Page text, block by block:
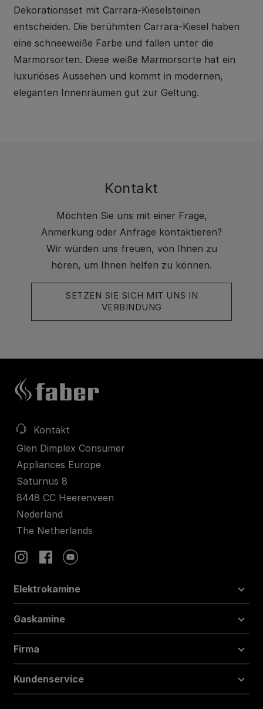
Dekorationsset mit Carrara-Kieselsteinen
entscheiden. Die berühmten Carrara-Kiesel haben
eine schneeweiße Farbe und fallen unter die
Marmorsorten. Diese weiße Marmorsorte hat ein
luxuriöses Aussehen und kommt in modernen,
eleganten Innenräumen gut zur Geltung.
Kontakt
Möchten Sie uns mit einer Frage,
Anmerkung oder Anfrage kontaktieren?
Wir würden uns freuen, von Ihnen zu
hören, um Ihnen helfen zu können.
SETZEN SIE SICH MIT UNS IN
VERBINDUNG
Kontakt
Glen Dimplex Consumer
Appliances Europe
Saturnus 8
8448 CC Heerenveen
Nederland
The Netherlands
Elektrokamine
Gaskamine
Firma
Kundenservice